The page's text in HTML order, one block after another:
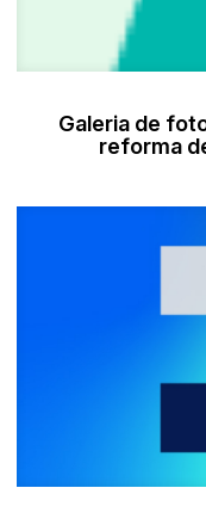
Galeria de
reforma